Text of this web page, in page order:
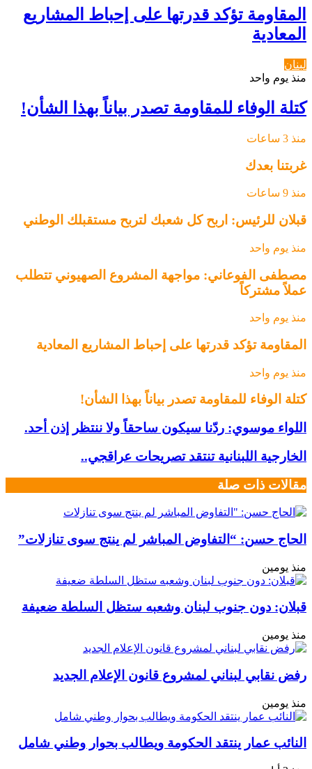
المقاومة تؤكد قدرتها على إحباط المشاريع
المعادية
لبنان
منذ يوم واحد
كتلة الوفاء للمقاومة تصدر بياناً بهذا الشأن!
منذ 3 ساعات
غربتنا بعدك
منذ 9 ساعات
قبلان للرئيس: اربح كل شعبك لتربح مستقبلك الوطني ‏
منذ يوم واحد
مصطفى الفوعاني: مواجهة المشروع الصهيوني تتطلب
عملاً مشتركاً
منذ يوم واحد
المقاومة تؤكد قدرتها على إحباط المشاريع المعادية
منذ يوم واحد
كتلة الوفاء للمقاومة تصدر بياناً بهذا الشأن!
اللواء موسوي: ردّنا سيكون ساحقاً ولا ننتظر إذن أحد.
الخارجية اللبنانية تنتقد تصريحات عراقجي..
مقالات ذات صلة
الحاج حسن: “التفاوض المباشر لم ينتج سوى تنازلات”
منذ يومين
قبلان: دون جنوب لبنان وشعبه ستظل السلطة ضعيفة
منذ يومين
رفض نقابي لبناني لمشروع قانون الإعلام الجديد
منذ يومين
النائب عمار ينتقد الحكومة ويطالب بحوار وطني شامل